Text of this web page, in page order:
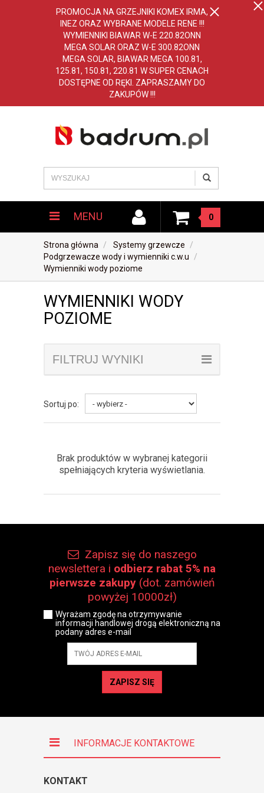
PROMOCJA NA GRZEJNIKI KOMEX IRMA,
INEZ ORAZ WYBRANE MODELE RENE !!!
WYMIENNIKI BIAWAR W-E 220.82ONN
MEGA SOLAR ORAZ W-E 300.82ONN
MEGA SOLAR, BIAWAR MEGA 100.81,
125.81, 150.81, 220.81 W SUPER CENACH
DOSTĘPNE OD RĘKI. ZAPRASZAMY DO
ZAKUPÓW !!!
MENU 0
Strona główna
Systemy grzewcze
Podgrzewacze wody i wymienniki c.w.u
Wymienniki wody poziome
WYMIENNIKI WODY
POZIOME
FILTRUJ WYNIKI
Sortuj po:
Brak produktów w wybranej kategorii
spełniających kryteria wyświetlania.
Zapisz się do naszego
newslettera i odbierz rabat 5% na
pierwsze zakupy (dot. zamówień
powyżej 10000zł)
Wyrażam zgodę na otrzymywanie
informacji handlowej drogą elektroniczną na
podany adres e-mail
ZAPISZ SIĘ
INFORMACJE KONTAKTOWE
KONTAKT